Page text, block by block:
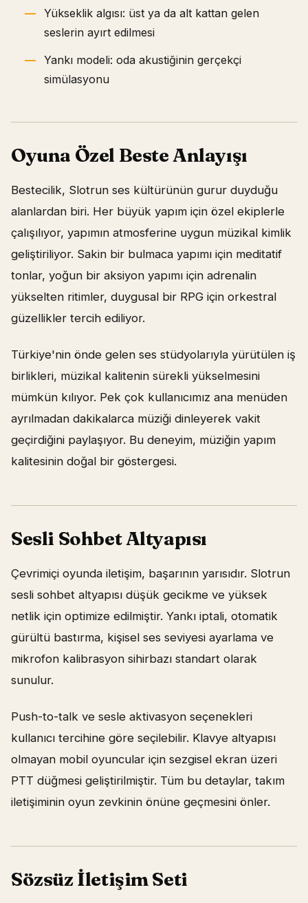
Yükseklik algısı: üst ya da alt kattan gelen
seslerin ayırt edilmesi
Yankı modeli: oda akustiğinin gerçekçi
simülasyonu
Oyuna Özel Beste Anlayışı
Bestecilik, Slotrun ses kültürünün gurur duyduğu
alanlardan biri. Her büyük yapım için özel ekiplerle
çalışılıyor, yapımın atmosferine uygun müzikal kimlik
geliştiriliyor. Sakin bir bulmaca yapımı için meditatif
tonlar, yoğun bir aksiyon yapımı için adrenalin
yükselten ritimler, duygusal bir RPG için orkestral
güzellikler tercih ediliyor.
Türkiye'nin önde gelen ses stüdyolarıyla yürütülen iş
birlikleri, müzikal kalitenin sürekli yükselmesini
mümkün kılıyor. Pek çok kullanıcımız ana menüden
ayrılmadan dakikalarca müziği dinleyerek vakit
geçirdiğini paylaşıyor. Bu deneyim, müziğin yapım
kalitesinin doğal bir göstergesi.
Sesli Sohbet Altyapısı
Çevrimiçi oyunda iletişim, başarının yarısıdır. Slotrun
sesli sohbet altyapısı düşük gecikme ve yüksek
netlik için optimize edilmiştir. Yankı iptali, otomatik
gürültü bastırma, kişisel ses seviyesi ayarlama ve
mikrofon kalibrasyon sihirbazı standart olarak
sunulur.
Push-to-talk ve sesle aktivasyon seçenekleri
kullanıcı tercihine göre seçilebilir. Klavye altyapısı
olmayan mobil oyuncular için sezgisel ekran üzeri
PTT düğmesi geliştirilmiştir. Tüm bu detaylar, takım
iletişiminin oyun zevkinin önüne geçmesini önler.
Sözsüz İletişim Seti